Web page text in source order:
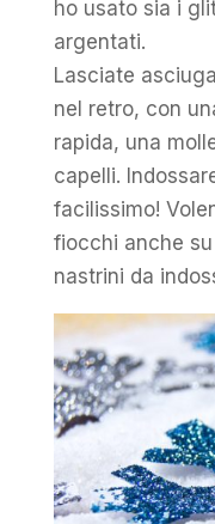
ho usato sia i
argentati.
Lasciate
nel retro, con
rapida, una
capelli.
facilissimo!
fiocchi anche
nastrini da